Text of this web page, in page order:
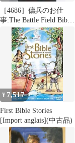
［4686］傭兵のお仕
事:The Battle Field Bible/
高部正樹
¥ 7,517
First Bible Stories
[Import anglais](中古品)